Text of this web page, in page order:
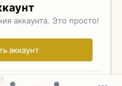
аккаунта. Это просто!
аккаунт